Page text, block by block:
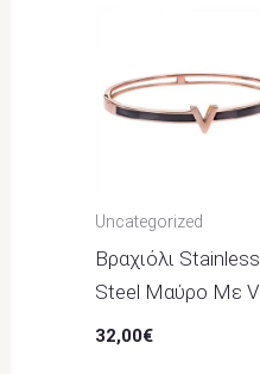
Uncategorized
Βραχιόλι Stainless
Steel Μαύρο Με V
32,00€